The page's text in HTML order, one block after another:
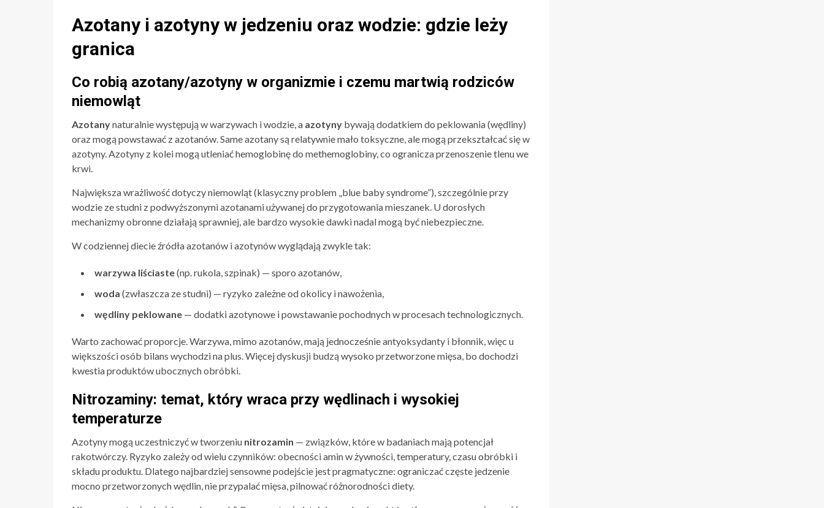
Azotany i azotyny w jedzeniu oraz wodzie: gdzie leży
granica
Co robią azotany/azotyny w organizmie i czemu martwią rodziców
niemowląt
Azotanynaturalnie występują w warzywach i wodzie, a azotyny bywają dodatkiem do peklowania (wędliny)
oraz mogą powstawać z azotanów. Same azotany są relatywnie mało toksyczne, ale mogą przekształcać się w
azotyny. Azotyny z kolei mogą utleniać hemoglobinę do methemoglobiny, co ogranicza przenoszenie tlenu we
krwi.
Największa wrażliwość dotyczy niemowląt (klasyczny problem „blue baby syndrome”), szczególnie przy
wodzie ze studni z podwyższonymi azotanami używanej do przygotowania mieszanek. U dorosłych
mechanizmy obronne działają sprawniej, ale bardzo wysokie dawki nadal mogą być niebezpieczne.
W codziennej diecie źródła azotanów i azotynów wyglądają zwykle tak:
warzywa liściaste(np. rukola, szpinak) — sporo azotanów,
woda (zwłaszcza ze studni) — ryzyko zależne od okolicy i nawożenia,
wędliny peklowane — dodatki azotynowe i powstawanie pochodnych w procesach technologicznych.
Warto zachować proporcje. Warzywa, mimo azotanów, mają jednocześnie antyoksydanty i błonnik, więc u
większości osób bilans wychodzi na plus. Więcej dyskusji budzą wysoko przetworzone mięsa, bo dochodzi
kwestia produktów ubocznych obróbki.
Nitrozaminy: temat, który wraca przy wędlinach i wysokiej
temperaturze
Azotyny mogą uczestniczyć w tworzeniu nitrozamin — związków, które w badaniach mają potencjał
rakotwórczy. Ryzyko zależy od wielu czynników: obecności amin w żywności, temperatury, czasu obróbki i
składu produktu. Dlatego najbardziej sensowne podejście jest pragmatyczne: ograniczać częste jedzenie
mocno przetworzonych wędlin, nie przypalać mięsa, pilnować różnorodności diety.